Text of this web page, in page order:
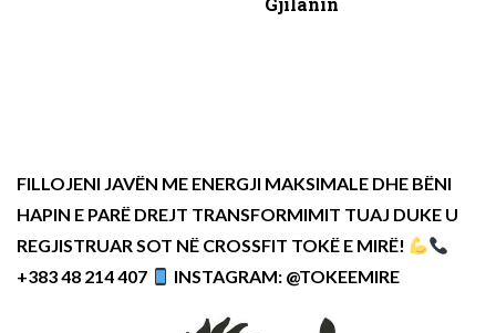
FILLOJENI JAVËN ME ENERGJI MAKSIMALE DHE BËNI
HAPIN E PARË DREJT TRANSFORMIMIT TUAJ DUKE U
REGJISTRUAR SOT NË CROSSFIT TOKË E MIRË!
+383 48 214 407
INSTAGRAM: @TOKEEMIRE